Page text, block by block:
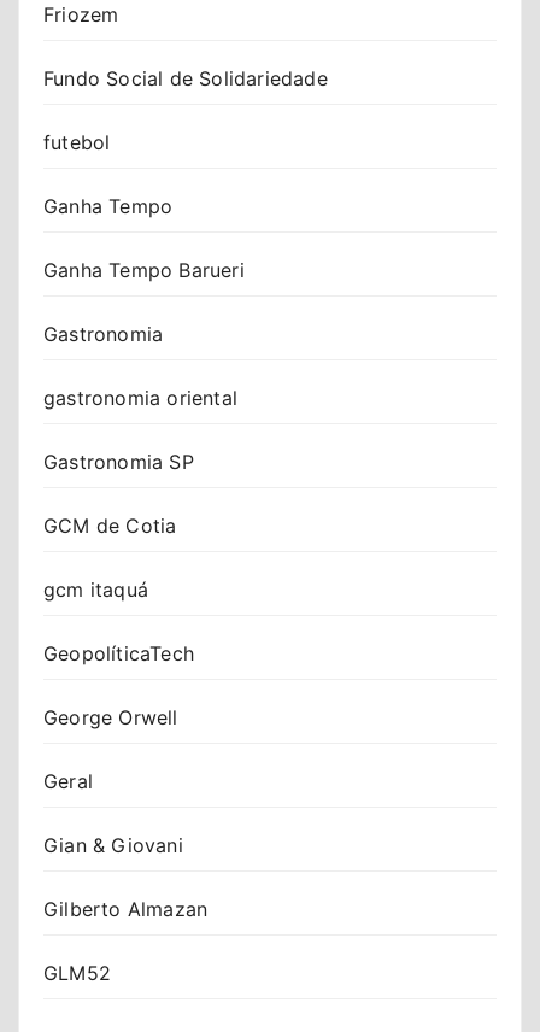
Friozem
Fundo Social de Solidariedade
futebol
Ganha Tempo
Ganha Tempo Barueri
Gastronomia
gastronomia oriental
Gastronomia SP
GCM de Cotia
gcm itaquá
GeopolíticaTech
George Orwell
Geral
Gian & Giovani
Gilberto Almazan
GLM52